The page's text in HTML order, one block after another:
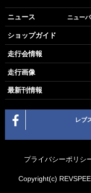
ニュース ニュー
ショップガイド
走行会情報
走行画像
最新刊情報
レブ
プライバシーポリシ
Copyright(c)